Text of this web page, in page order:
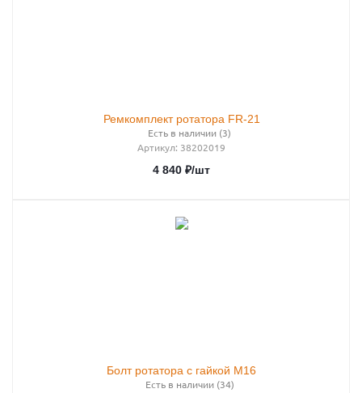
Ремкомплект ротатора FR-21
Есть в наличии (3)
Артикул: 38202019
4 840 ₽/шт
Болт ротатора с гайкой М16
Есть в наличии (34)